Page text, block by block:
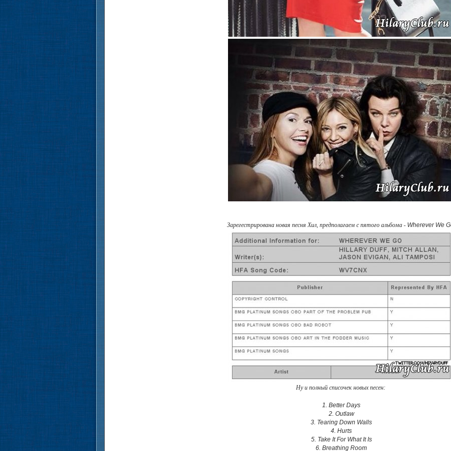
Зарегестрирована новая песня Хил, предполагаем с пятого альбома - Wherever We
Ну и полный списочек новых песен:
1. Better Days
2. Outlaw
3. Tearing Down Walls
4. Hurts
5. Take It For What It Is
6. Breathing Room